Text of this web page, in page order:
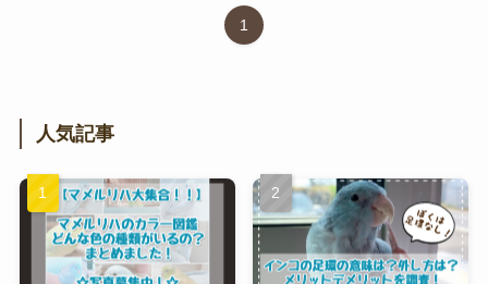
1
人気記事